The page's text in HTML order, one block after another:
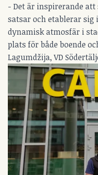
- Det är inspirerande
satsar och etablerar
dynamisk atmosfär i
plats för både boende
Lagumdžija, VD